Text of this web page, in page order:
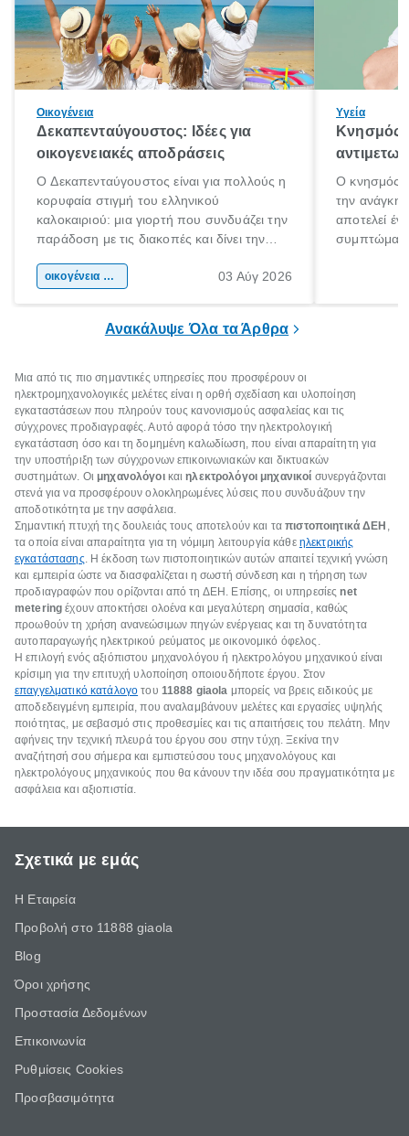
Οικογένεια
Δεκαπενταύγουστος: Ιδέες για
οικογενειακές αποδράσεις
Ο Δεκαπενταύγουστος είναι για πολλούς η
κορυφαία στιγμή του ελληνικού
καλοκαιριού: μια γιορτή που συνδυάζει την
παράδοση με τις διακοπές και δίνει την
χώρας. Είτε πρόκειται για λίγες μέρες
οικογένεια & παιδί 03 Αύγ 2026
Υγεία
Κνησμός:
Ο κνησμός
την ανάγκη
αποτελεί
Ανακάλυψε Όλα τα Άρθρα
Μια από τις πιο σημαντικές υπηρεσίες που προσφέρουν οι
ηλεκτρομηχανολογικές μελέτες είναι η ορθή σχεδίαση και υλοποίηση
εγκαταστάσεων που πληρούν τους κανονισμούς ασφαλείας και τις
σύγχρονες προδιαγραφές. Αυτό αφορά τόσο την ηλεκτρολογική
εγκατάσταση όσο και τη δομημένη καλωδίωση, που είναι απαραίτητη για
την υποστήριξη των σύγχρονων επικοινωνιακών και δικτυακών
συστημάτων. Οι μηχανολόγοικαιηλεκτρολόγοι μηχανικοί συνεργάζονται
στενά για να προσφέρουν ολοκληρωμένες λύσεις που συνδυάζουν την
αποδοτικότητα με την ασφάλεια.
Σημαντική πτυχή της δουλειάς τους αποτελούν και ταπιστοποιητικά ΔΕΗ ,
τα οποία είναι απαραίτητα για τη νόμιμη λειτουργία κάθε ηλεκτρικής
εγκατάστασης. Η έκδοση των πιστοποιητικών αυτών απαιτεί τεχνική γνώση
και εμπειρία ώστε να διασφαλίζεται η σωστή σύνδεση και η τήρηση των
προδιαγραφών που ορίζονται από τη ΔΕΗ. Επίσης, οι υπηρεσίεςnet
metering έχουν αποκτήσει ολοένα και μεγαλύτερη σημασία, καθώς
προωθούν τη χρήση ανανεώσιμων πηγών ενέργειας και τη δυνατότητα
αυτοπαραγωγής ηλεκτρικού ρεύματος με οικονομικό όφελος.
Η επιλογή ενός αξιόπιστου μηχανολόγου ή ηλεκτρολόγου μηχανικού είναι
κρίσιμη για την επιτυχή υλοποίηση οποιουδήποτε έργου. Στον
επαγγελματικό κατάλογο του 11888 giaola μπορείς να βρεις ειδικούς με
αποδεδειγμένη εμπειρία, που αναλαμβάνουν μελέτες και εργασίες υψηλής
ποιότητας, με σεβασμό στις προθεσμίες και τις απαιτήσεις του πελάτη. Μην
αφήνεις την τεχνική πλευρά του έργου σου στην τύχη. Ξεκίνα την
αναζήτησή σου σήμερα και εμπιστεύσου τους μηχανολόγους και
ηλεκτρολόγους μηχανικούς που θα κάνουν την ιδέα σου πραγματικότητα με
ασφάλεια και αξιοπιστία.
Σχετικά με εμάς
Η Εταιρεία
Προβολή στο 11888 giaola
Blog
Όροι χρήσης
Προστασία Δεδομένων
Επικοινωνία
Ρυθμίσεις Cookies
Προσβασιμότητα